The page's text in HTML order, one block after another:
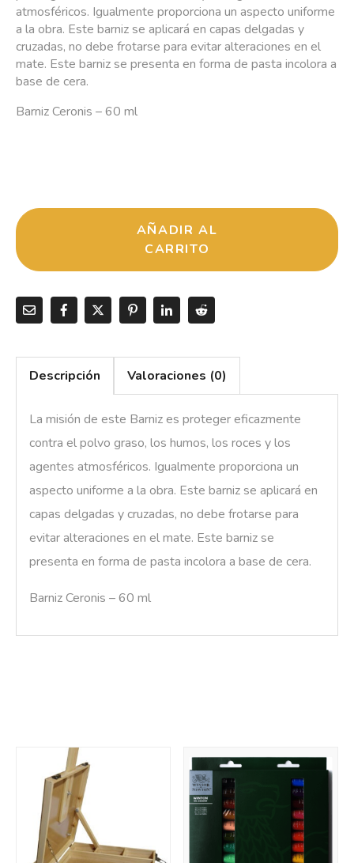
atmosféricos. Igualmente proporciona un aspecto uniforme
a la obra. Este barniz se aplicará en capas delgadas y
cruzadas, no debe frotarse para evitar alteraciones en el
mate. Este barniz se presenta en forma de pasta incolora a
base de cera.
Barniz Ceronis – 60 ml
AÑADIR AL
CARRITO
Descripción Valoraciones (0)
La misión de este Barniz es proteger eficazmente
contra el polvo graso, los humos, los roces y los
agentes atmosféricos. Igualmente proporciona un
aspecto uniforme a la obra. Este barniz se aplicará en
capas delgadas y cruzadas, no debe frotarse para
evitar alteraciones en el mate. Este barniz se
presenta en forma de pasta incolora a base de cera.
Barniz Ceronis – 60 ml